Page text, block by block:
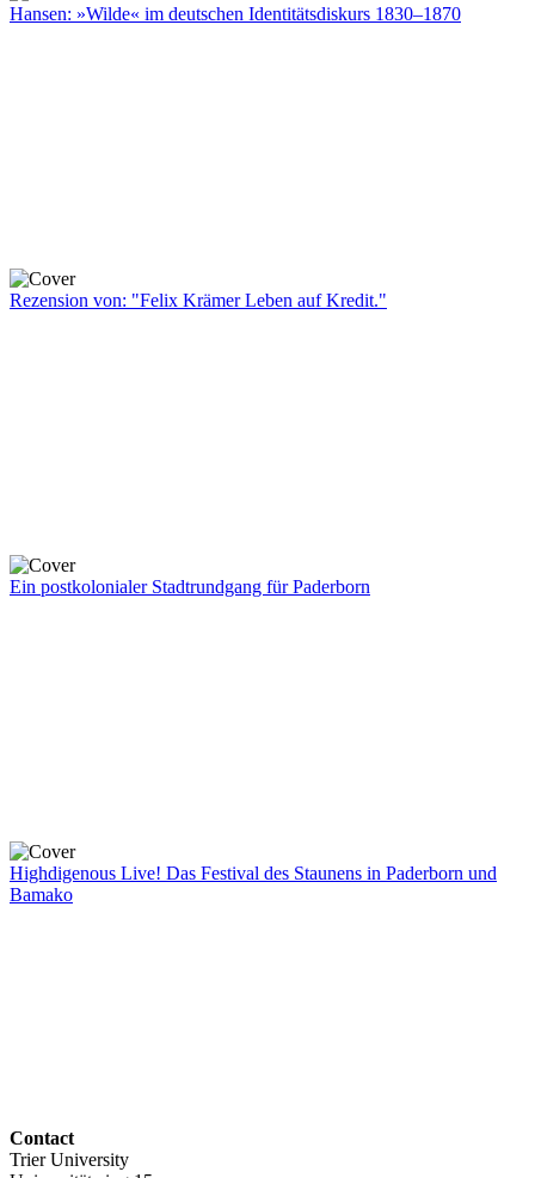
Hansen: »Wilde« im deutschen Identitätsdiskurs 1830–1870
Rezension von: "Felix Krämer Leben auf Kredit."
Ein postkolonialer Stadtrundgang für Paderborn
Highdigenous Live! Das Festival des Staunens in Paderborn und
Bamako
Contact
Trier University